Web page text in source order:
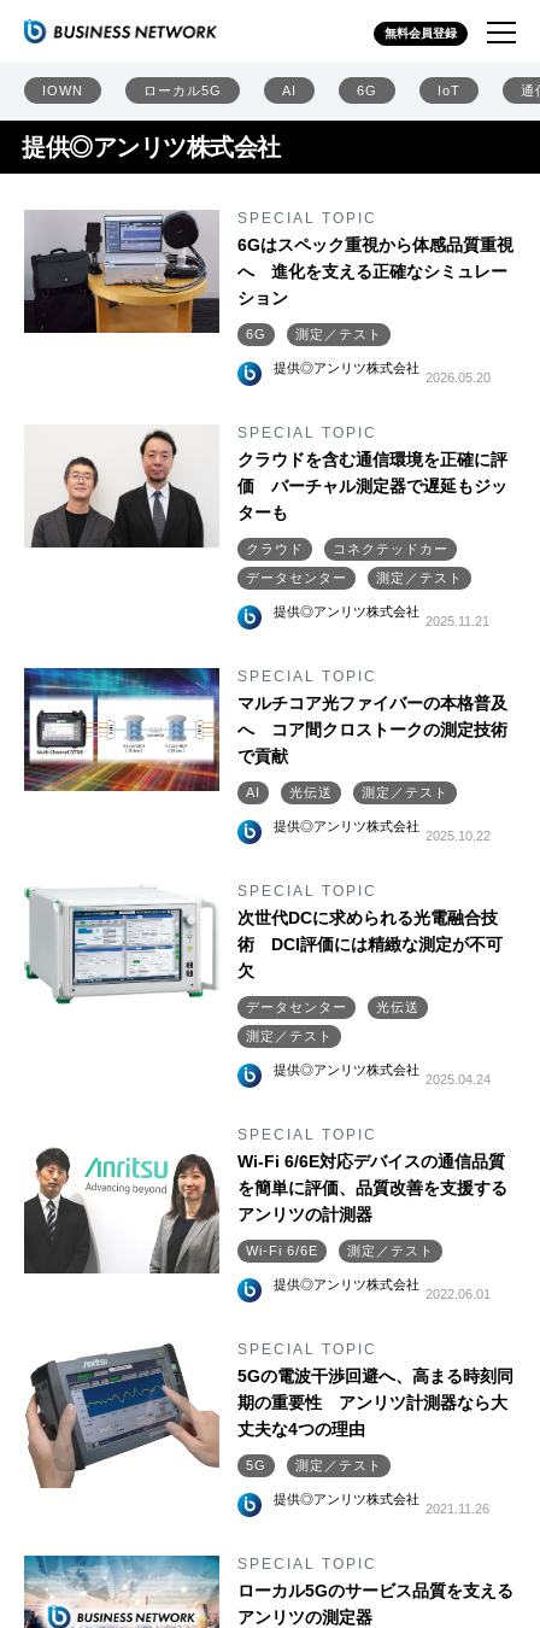
無料会員登録
IOWN ローカル5G AI 6G IoT 通
提供◎アンリツ株式会社
SPECIAL TOPIC
6Gはスペック重視から体感品質重視
へ 進化を支える正確なシミュレー
ション
6G 測定／テスト
提供◎アンリツ株式会社
2026.05.20
SPECIAL TOPIC
クラウドを含む通信環境を正確に評
価 バーチャル測定器で遅延もジッ
ターも
クラウド
コネクテッドカー
データセンター
測定／テスト
提供◎アンリツ株式会社
2025.11.21
SPECIAL TOPIC
マルチコア光ファイバーの本格普及
へ コア間クロストークの測定技術
で貢献
AI 光伝送 測定／テスト
提供◎アンリツ株式会社
2025.10.22
SPECIAL TOPIC
次世代DCに求められる光電融合技
術 DCI評価には精緻な測定が不可
欠
データセンター
光伝送
測定／テスト
提供◎アンリツ株式会社
2025.04.24
SPECIAL TOPIC
Wi-Fi 6/6E対応デバイスの通信品質
を簡単に評価、品質改善を支援する
アンリツの計測器
Wi-Fi 6/6E 測定／テスト
提供◎アンリツ株式会社
2022.06.01
SPECIAL TOPIC
5Gの電波干渉回避へ、高まる時刻同
期の重要性 アンリツ計測器なら大
丈夫な4つの理由
5G 測定／テスト
提供◎アンリツ株式会社
2021.11.26
SPECIAL TOPIC
ローカル5Gのサービス品質を支える
アンリツの測定器